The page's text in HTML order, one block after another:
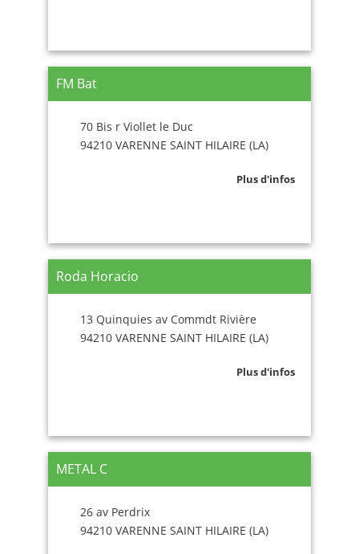
FM Bat
70 Bis r Viollet le Duc
94210 VARENNE SAINT HILAIRE (LA)
Plus d'infos
Roda Horacio
13 Quinquies av Commdt Rivière
94210 VARENNE SAINT HILAIRE (LA)
Plus d'infos
METAL C
26 av Perdrix
94210 VARENNE SAINT HILAIRE (LA)